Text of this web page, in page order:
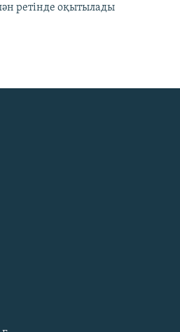
ретінде оқытылады